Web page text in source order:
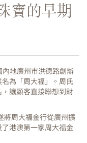
寶的早期
地廣州市洪德路創辦
為「周大福」。周氏
讓顧客直接聯想到財
將周大福金行從廣州擴
港澳第一家周大福金